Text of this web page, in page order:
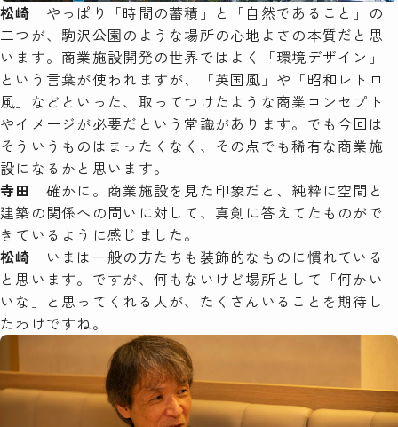
松崎 やっぱり「時間の蓄積」と「自然であること」の
二つが、駒沢公園のような場所の心地よさの本質だと思
います。商業施設開発の世界ではよく「環境デザイン」
という言葉が使われますが、「英国風」や「昭和レトロ
風」などといった、取ってつけたような商業コンセプト
やイメージが必要だという常識があります。でも今回は
そういうものはまったくなく、その点でも稀有な商業施
設になるかと思います。
寺田
確かに。商業施設を見た印象だと、純粋に空間と
建築の関係への問いに対して、真剣に答えてたものがで
きているように感じました。
松崎 いまは一般の方たちも装飾的なものに慣れている
と思います。ですが、何もないけど場所として「何かい
いな」と思ってくれる人が、たくさんいることを期待し
たわけですね。